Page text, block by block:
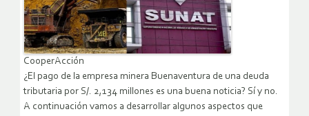
CooperAcción
¿El pago de la empresa minera Buenaventura de una deuda
tributaria por S/. 2,134 millones es una buena noticia? Sí y no.
A continuación vamos a desarrollar algunos aspectos que